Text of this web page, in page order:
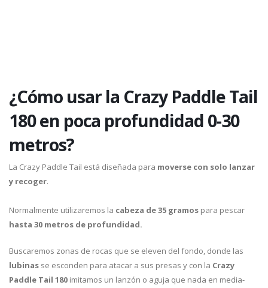
¿Cómo usar la Crazy Paddle Tail
180 en poca profundidad 0-30
metros?
La Crazy Paddle Tail está diseñada para moverse con solo lanzar
y recoger.
Normalmente utilizaremos la cabeza de 35 gramos para pescar
hasta 30 metros de profundidad.
Buscaremos zonas de rocas que se eleven del fondo, donde las
lubinas se esconden para atacar a sus presas y con la Crazy
Paddle Tail 180 imitamos un lanzón o aguja que nada en media-